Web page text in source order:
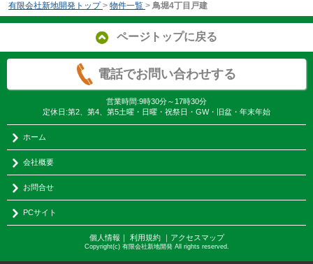
有限会社新地開発トップ > 物件一覧 > 鳥堀4丁目戸建
ページトップに戻る
電話でお問い合わせする
営業時間:9時30分～17時30分
定休日:第2、第4、第5土曜・日曜・祝祭日・GW・旧盆・年末年始
ホーム
会社概要
お問合せ
PCサイト
個人情報 ｜ 利用規約｜ アクセスマップ
Copyright(c) 有限会社新地開発 All rights reserved.